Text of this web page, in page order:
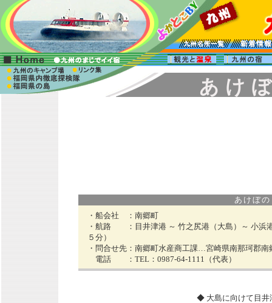
あ け
あけぼ
・船会社 ： 南郷町
・航路 ： 目井津港 ～ 竹之尻港（大島）～ 小浜
５分）
・問合せ先： 南郷町水産商工課…宮崎県南那珂郡南
電話 ： TEL：0987-64-1111（代表）
◆ 大島に向けて目井